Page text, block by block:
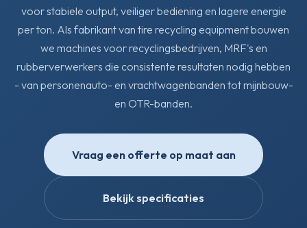
voor stabiele output, veiliger bediening en lagere energie
per ton. Als fabrikant van tire recycling equipment bouwen
we machines voor recyclingsbedrijven, MRF's en
rubberverwerkers die consistente resultaten nodig hebben
- van personenauto- en vrachtwagenbanden tot mijnbouw-
en OTR-banden.
Vraag een offerte op maat aan
Bekijk specificaties